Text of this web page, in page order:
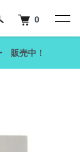
0
販売中！